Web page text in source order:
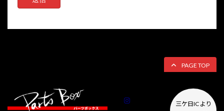
PAGE TOP
Instagram 三ケ日ICより